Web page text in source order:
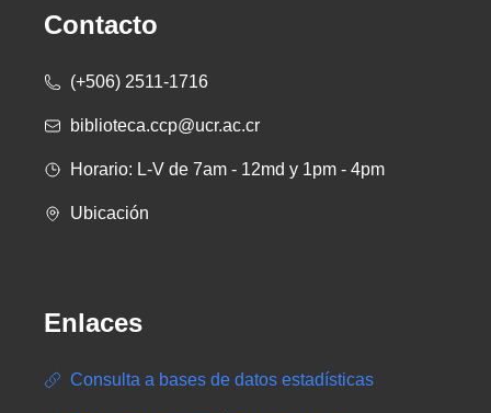
Contacto
(+506) 2511-1716
biblioteca.ccp@ucr.ac.cr
Horario: L-V de 7am - 12md y 1pm - 4pm
Ubicación
Enlaces
Consulta a bases de datos estadísticas